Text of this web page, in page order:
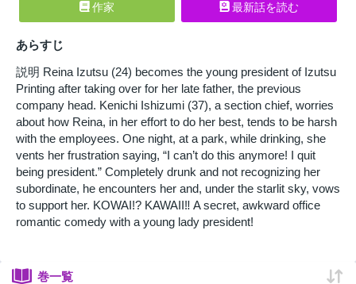
作家 最新話を読む
あらすじ
説明 Reina Izutsu (24) becomes the young president of Izutsu
Printing after taking over for her late father, the previous
company head. Kenichi Ishizumi (37), a section chief, worries
about how Reina, in her effort to do her best, tends to be harsh
with the employees. One night, at a park, while drinking, she
vents her frustration saying, “I can’t do this anymore! I quit
being president.” Completely drunk and not recognizing her
subordinate, he encounters her and, under the starlit sky, vows
to support her. KOWAI!? KAWAII‼ A secret, awkward office
romantic comedy with a young lady president!
巻一覧